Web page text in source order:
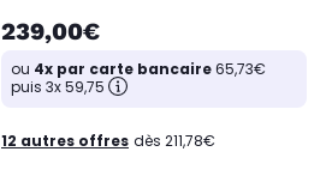
239,00€
ou 4x par carte bancaire65,73€
puis 3x 59,75
12 autres offres dès 211,78€